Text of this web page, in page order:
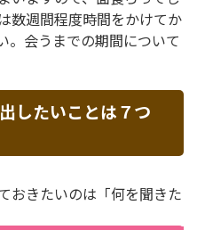
数週間程度時間をかけてか
。会うまでの期間について
したいことは７つ
おきたいのは「何を聞きた